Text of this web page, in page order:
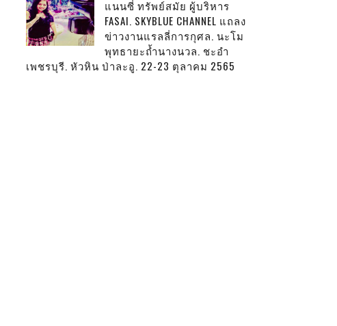
แนนซี่ ทรัพย์สมัย ผู้บริหาร
FASAI. SKYBLUE CHANNEL แถลง
ข่าวงานแรลลี่การกุศล. นะโม
พุทธายะถ้ำนางนวล. ชะอำ
เพชรบุรี. หัวหิน ป่าละอู. 22-23 ตุลาคม 2565